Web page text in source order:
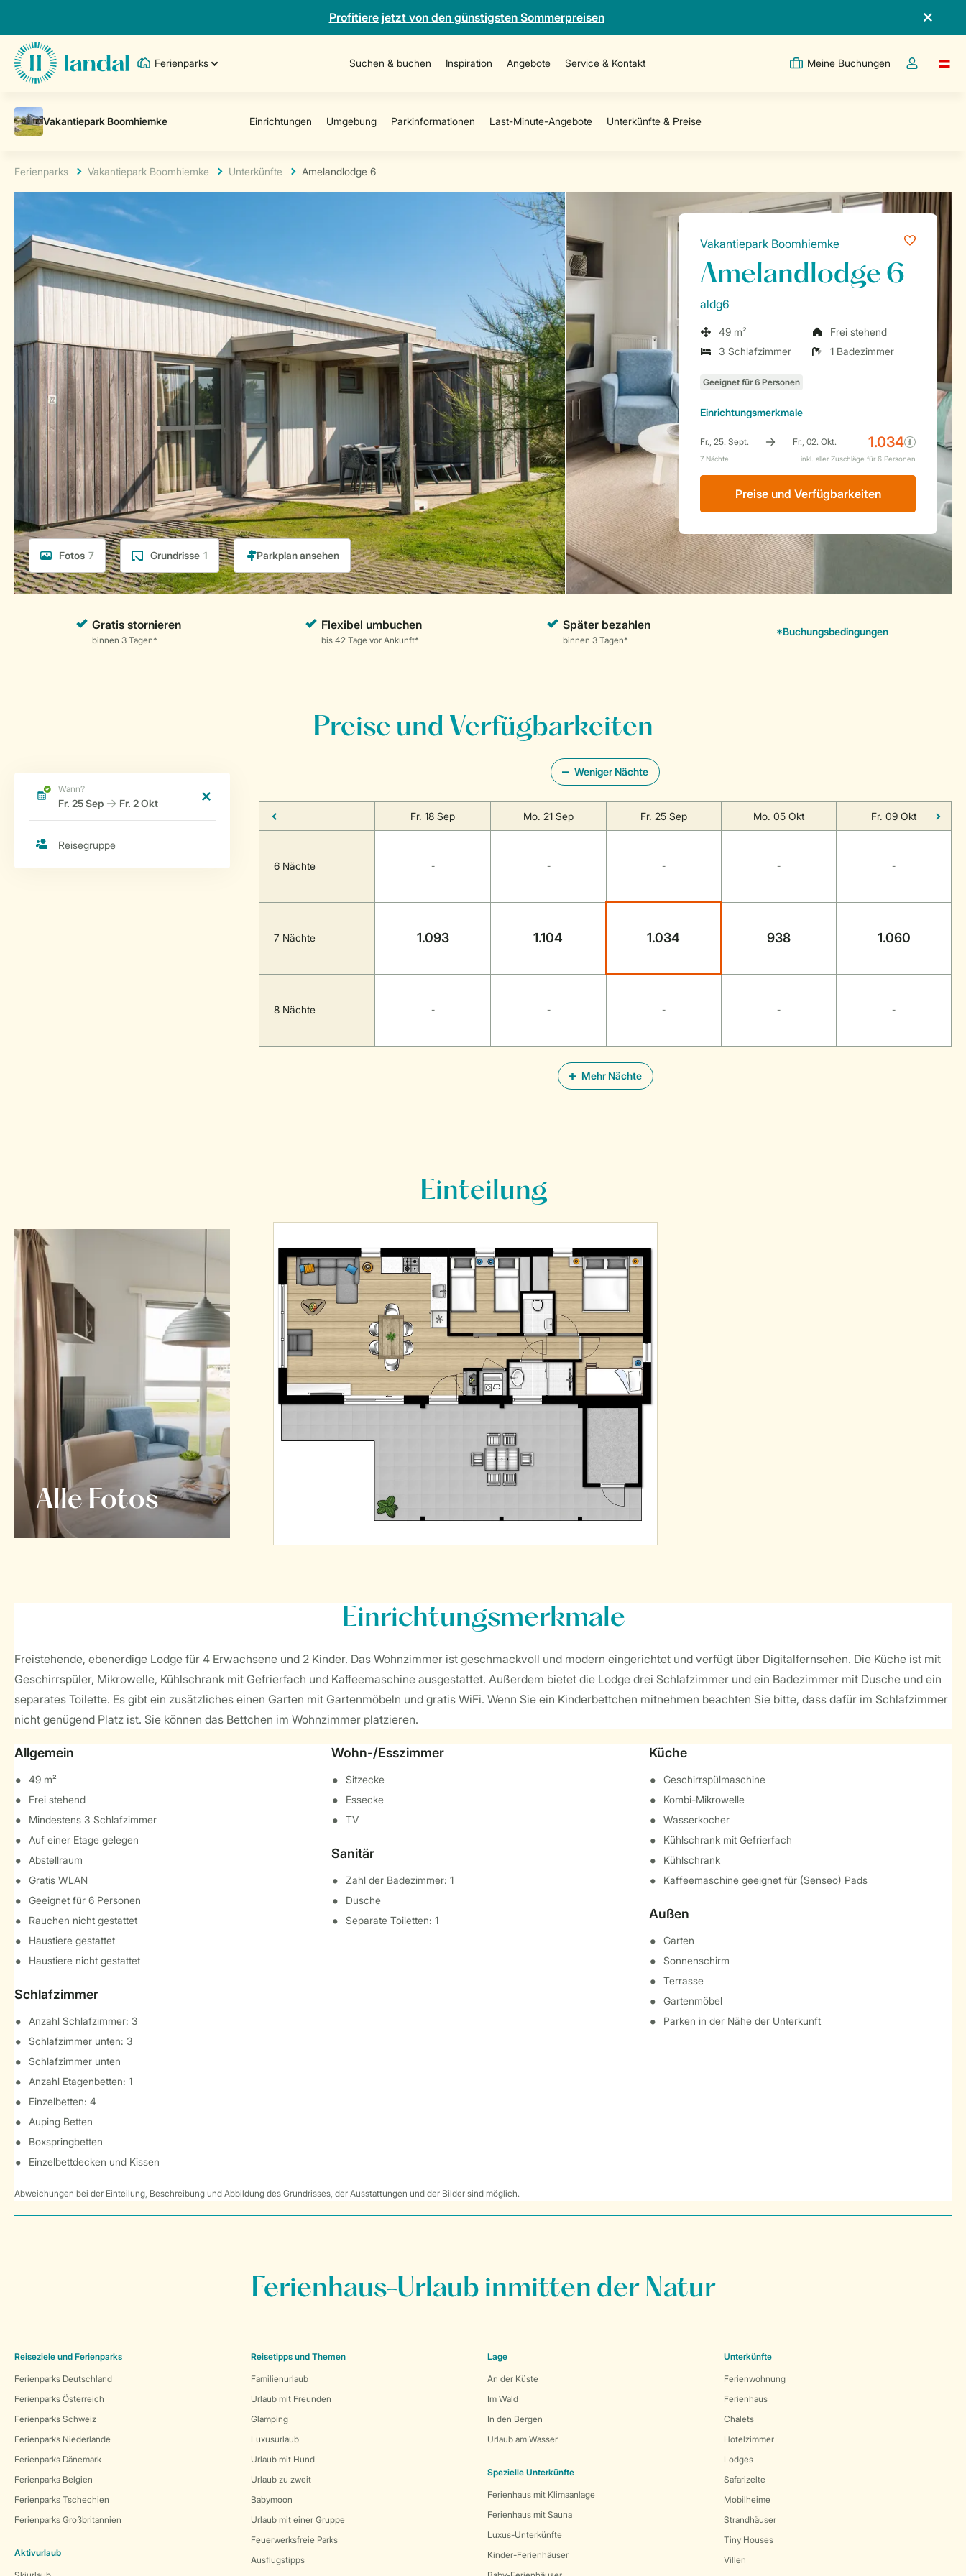
Profitiere jetzt von den günstigsten Sommerpreisen
Ferienparks Suchen & buchen Inspiration Angebote Service & Kontakt Meine Buchungen
Dropdown-
Ferienparks Vakantiepark Boomhiemke Unterkünfte Amelandlodge 6
Fotos 7 Grundrisse 1
Vakantiepark Boomhiemke
Amelandlodge 6
aldg6
49 m²
Frei stehend
3 Schlafzimmer
1 Badezimmer
Einrichtungsmerkmale
Preise und Verfügbarkeiten
Preise und Verfügbarkeiten
Weniger Nächte
Mehr Nächte
Fr. 18 Sep Mo. 21 Sep Fr. 25 Sep Mo. 05 Okt Fr. 09 Okt
6 Nächte - - - - -
7 Nächte 1.093 1.104 1.034 938 1.060
8 Nächte - - - - -
Einteilung
Alle Fotos
Einrichtungsmerkmale
Freistehende, ebenerdige Lodge für 4 Erwachsene und 2 Kinder. Das Wohnzimmer ist geschmackvoll und modern eingerichtet und verfügt über Digitalfernsehen. Die Küche ist mit
Geschirrspüler, Mikrowelle, Kühlschrank mit Gefrierfach und Kaffeemaschine ausgestattet. Außerdem bietet die Lodge drei Schlafzimmer und ein Badezimmer mit Dusche und ein
separates Toilette. Es gibt ein zusätzliches einen Garten mit Gartenmöbeln und gratis WiFi. Wenn Sie ein Kinderbettchen mitnehmen beachten Sie bitte, dass dafür im Schlafzimmer
nicht genügend Platz ist. Sie können das Bettchen im Wohnzimmer platzieren.
Allgemein
49 m²
Frei stehend
Mindestens 3 Schlafzimmer
Auf einer Etage gelegen
Abstellraum
Gratis WLAN
Geeignet für 6 Personen
Rauchen nicht gestattet
Haustiere gestattet
Haustiere nicht gestattet
Schlafzimmer
Anzahl Schlafzimmer: 3
Schlafzimmer unten: 3
Schlafzimmer unten
Anzahl Etagenbetten: 1
Einzelbetten: 4
Auping Betten
Boxspringbetten
Einzelbettdecken und Kissen
Wohn-/Esszimmer
Sitzecke
Essecke
TV
Sanitär
Zahl der Badezimmer: 1
Dusche
Separate Toiletten: 1
Küche
Geschirrspülmaschine
Kombi-Mikrowelle
Wasserkocher
Kühlschrank mit Gefrierfach
Kühlschrank
Kaffeemaschine geeignet für (Senseo) Pads
Außen
Garten
Sonnenschirm
Terrasse
Gartenmöbel
Parken in der Nähe der Unterkunft
Abweichungen bei der Einteilung, Beschreibung und Abbildung des Grundrisses, der Ausstattungen und der Bilder sind möglich.
Ferienhaus-Urlaub inmitten der Natur
Reiseziele und Ferienparks
Ferienparks Deutschland
Ferienparks Österreich
Ferienparks Schweiz
Ferienparks Niederlande
Ferienparks Dänemark
Ferienparks Belgien
Ferienparks Tschechien
Ferienparks Großbritannien
Aktivurlaub
Reisetipps und Themen
Familienurlaub
Urlaub mit Freunden
Glamping
Luxusurlaub
Urlaub mit Hund
Urlaub zu zweit
Babymoon
Urlaub mit einer Gruppe
Feuerwerksfreie Parks
Ausflugstipps
Lage
An der Küste
Im Wald
In den Bergen
Urlaub am Wasser
Spezielle Unterkünfte
Ferienhaus mit Klimaanlage
Ferienhaus mit Sauna
Luxus-Unterkünfte
Kinder-Ferienhäuser
Unterkünfte
Ferienwohnung
Ferienhaus
Chalets
Hotelzimmer
Lodges
Safarizelte
Mobilheime
Strandhäuser
Tiny Houses
Villen